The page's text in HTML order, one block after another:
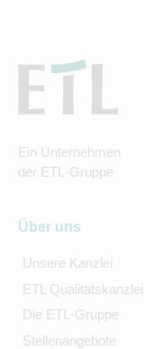
Ein Unternehmen
der ETL-Gruppe
Über uns
Unsere Kanzlei
ETL Qualitätskanzlei
Die ETL-Gruppe
Stellenangebote